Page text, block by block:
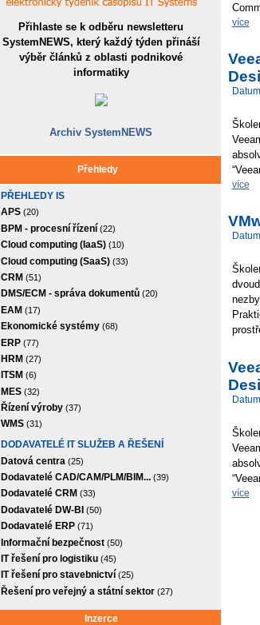
Přihlaste se k odběru newsletteru
SystemNEWS, který každý týden přináší
výběr článků z oblasti podnikové
informatiky
Archiv SystemNEWS
Přehledy
PŘEHLEDY IS
APS(20)
BPM - procesní řízení(22)
Cloud computing (IaaS)(10)
Cloud computing (SaaS)(33)
CRM (51)
DMS/ECM - správa dokumentů(20)
EAM (17)
Ekonomické systémy(68)
ERP(77)
HRM (27)
ITSM (6)
MES(32)
Řízení výroby(37)
WMS(31)
DODAVATELÉ IT SLUŽEB A ŘEŠENÍ
Datová centra (25)
Dodavatelé CAD/CAM/PLM/BIM...(39)
Dodavatelé CRM (33)
Dodavatelé DW-BI (50)
Dodavatelé ERP(71)
Informační bezpečnost(50)
IT řešení pro logistiku(45)
IT řešení pro stavebnictví(25)
Řešení pro veřejný a státní sektor(27)
Inzerce
více
více
více